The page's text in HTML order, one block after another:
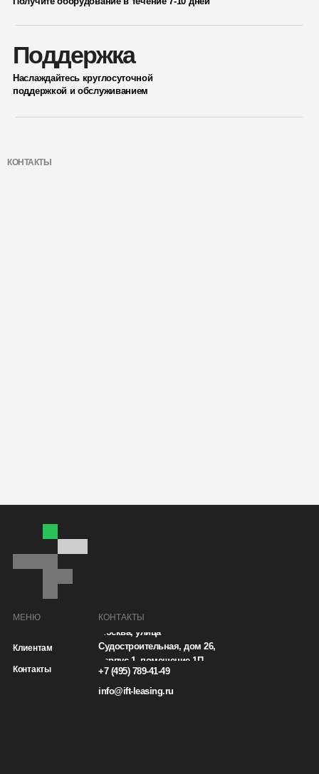
Поддержка
Наслаждайтесь круглосуточной
поддержкой и обслуживанием
КОНТАКТЫ
+7 (495) 789-41-49
info@ift-leasing.ru
МЕНЮ КОНТАКТЫ
Москва, улица
Судостроительная, дом 26,
корпус 1, помещение 1П
Контакты
Клиентам